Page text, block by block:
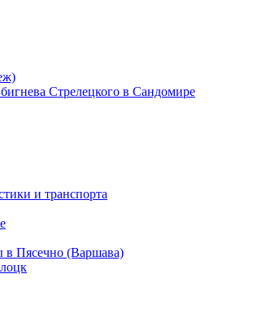
Стрелецкого в Сандомире
и транспорта
в Пясечно (Варшава)